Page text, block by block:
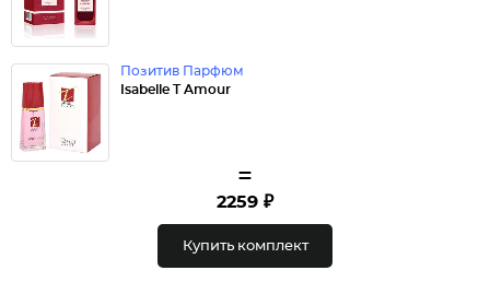
Позитив Парфюм
Isabelle T Amour
=
2259 ₽
Купить комплект